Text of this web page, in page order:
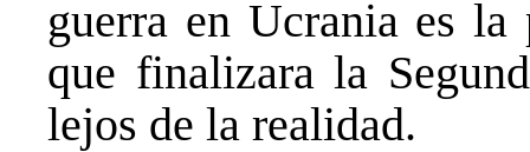
guerra en Ucrania es la
que finalizara la
lejos de la realidad.